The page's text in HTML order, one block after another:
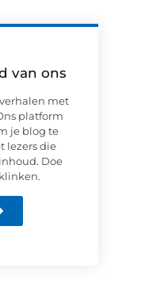
van ons
met
platform
je blog te
lezers die
Doe